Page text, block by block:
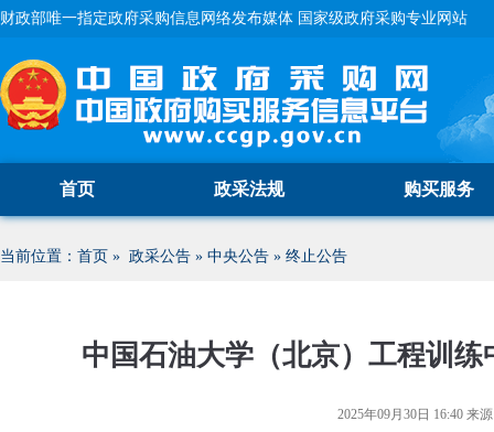
财政部唯一指定政府采购信息网络发布媒体 国家级政府采购专业网站
首页 政采法规 购买服务
当前位置： 首页 » 政采公告 » 中央公告 » 终止公告
中国石油大学（北京）工程训
2025年09月30日 16:40 来